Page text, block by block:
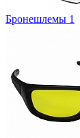
Бронешлемы 1